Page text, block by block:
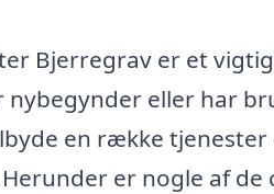
Bjerregrav er et
eller har
en række
er nogle af de